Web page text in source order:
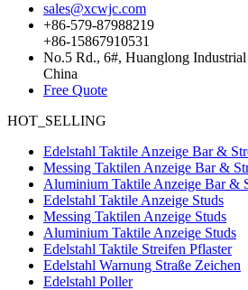
sales@xcwjc.com
+86-579-87988219
+86-15867910531
No.5 Rd., 6#, Huanglong
China
Free Quote
HOT_SELLING
Edelstahl Taktile Anzeige Bar &
Messing Taktilen Anzeige Bar &
Aluminium Taktile Anzeige Bar &
Edelstahl Taktile Anzeige Studs
Messing Taktilen Anzeige Studs
Aluminium Taktile Anzeige Studs
Edelstahl Taktile Streifen Pflaster
Edelstahl Warnung Straße Zeichen
Edelstahl Poller